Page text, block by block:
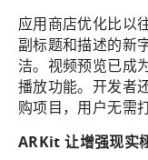
应用商店优化比以
副标题和描述的新
洁。视频预览已成
播放功能。开发者
购项目，用户无需
ARKit 让增强现实